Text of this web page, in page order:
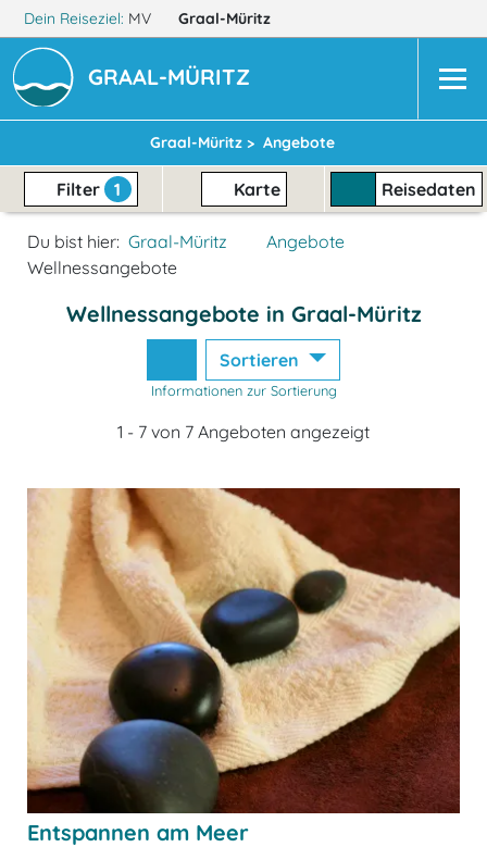
Dein Reiseziel: MV Graal-Müritz
GRAAL-MÜRITZ
Graal-Müritz > Angebote
Filter 1 Karte Reisedaten
Du bist hier: Graal-Müritz
Angebote
Wellnessangebote
Wellnessangebote in Graal-Müritz
Sortieren
Informationen zur Sortierung
1 - 7 von 7 Angeboten angezeigt
Entspannen am Meer